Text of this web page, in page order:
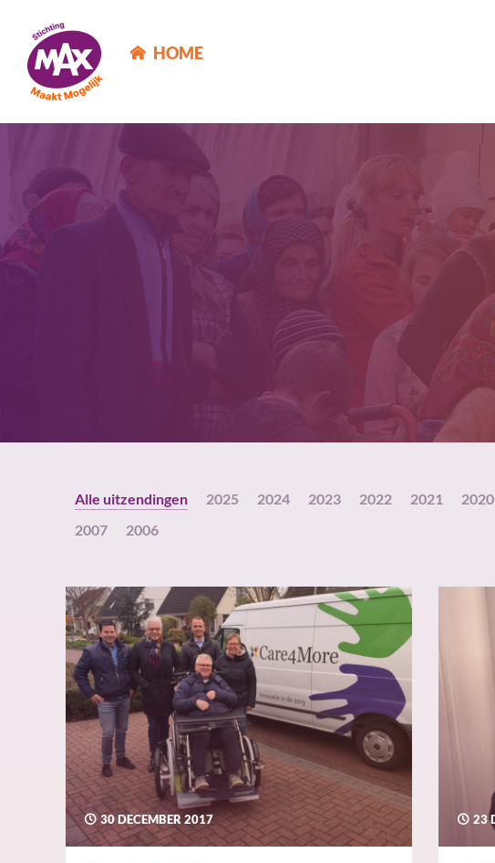
HOME
Alle uitzendingen 2025 2024 2023 2022 2021 2020
2007
2006
30 DECEMBER 2017 23